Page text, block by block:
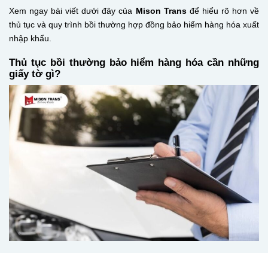
Xem ngay bài viết dưới đây của Mison Transđể hiểu rõ hơn về
thủ tục và quy trình bồi thường hợp đồng bảo hiểm hàng hóa xuất
nhập khẩu.
Thủ tục bồi thường bảo hiểm hàng hóa cần những
giấy tờ gì?